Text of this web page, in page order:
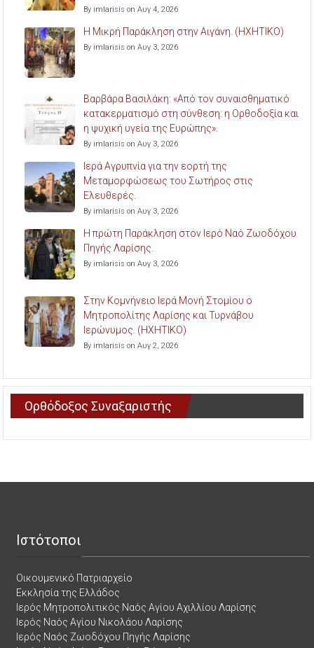
By imlarisis on Αυγ 4, 2026
Η Μικρή Παράκληση στην Αιγάνη. (ΗΧΗΤΙΚΟ)
By imlarisis on Αυγ 3, 2026
Βαρβάρα Βασιλάκη: «Από τον συναισθηματικό
κατακερματισμό στη σύνθεση: η Ορθοδοξία και
η ψυχική υγεία της Ευρώπης».
By imlarisis on Αυγ 3, 2026
Ιερά Αγρυπνία για την εορτή της
Μεταμορφώσεως του Σωτήρος στις
Ελευθερές.
By imlarisis on Αυγ 3, 2026
Η πρώτη Παράκληση στον Ιερό Ναό Ζωοδόχου
Πηγής Λαρίσης.
By imlarisis on Αυγ 3, 2026
Στην Κομνήνειο Ιερά Μονή Στομίου ο
Μητροπολίτης Λαρίσης και Τυρνάβου
Ιερώνυμος. (ΗΧΗΤΙΚΟ)
By imlarisis on Αυγ 2, 2026
Ορθόδοξος Συναξαριστής
Ιστότοποι
Οικουμενικό Πατριαρχείο
Εκκλησία της Ελλάδος
Ιερός Μητροπολιτικός Ναός Αγίου Αχιλλίου Λαρίσης
Ιερός Ναός Αγίου Νικολάου Λαρίσης
Ιερός Ναός Ζωοδόχου Πηγής Λαρίσης